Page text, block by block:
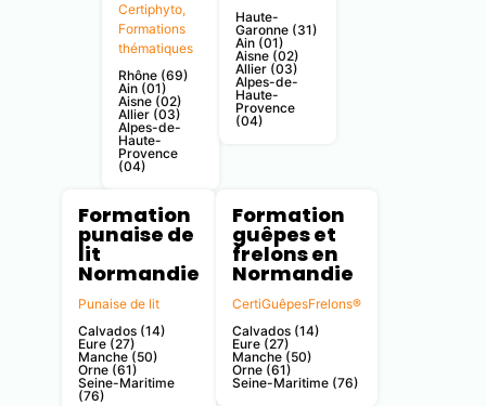
Certiphyto,
Formations
thématiques
Rhône (69)
Ain (01)
Aisne (02)
Allier (03)
Alpes-de-
Haute-
Provence
(04)
Haute-
Garonne (31)
Ain (01)
Aisne (02)
Allier (03)
Alpes-de-
Haute-
Provence
(04)
Formation
punaise de
lit
Normandie
Punaise de lit
Calvados (14)
Eure (27)
Manche (50)
Orne (61)
Seine-Maritime
(76)
Formation
guêpes et
frelons en
Normandie
CertiGuêpesFrelons®
Calvados (14)
Eure (27)
Manche (50)
Orne (61)
Seine-Maritime (76)